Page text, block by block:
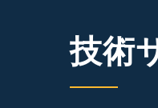
技術